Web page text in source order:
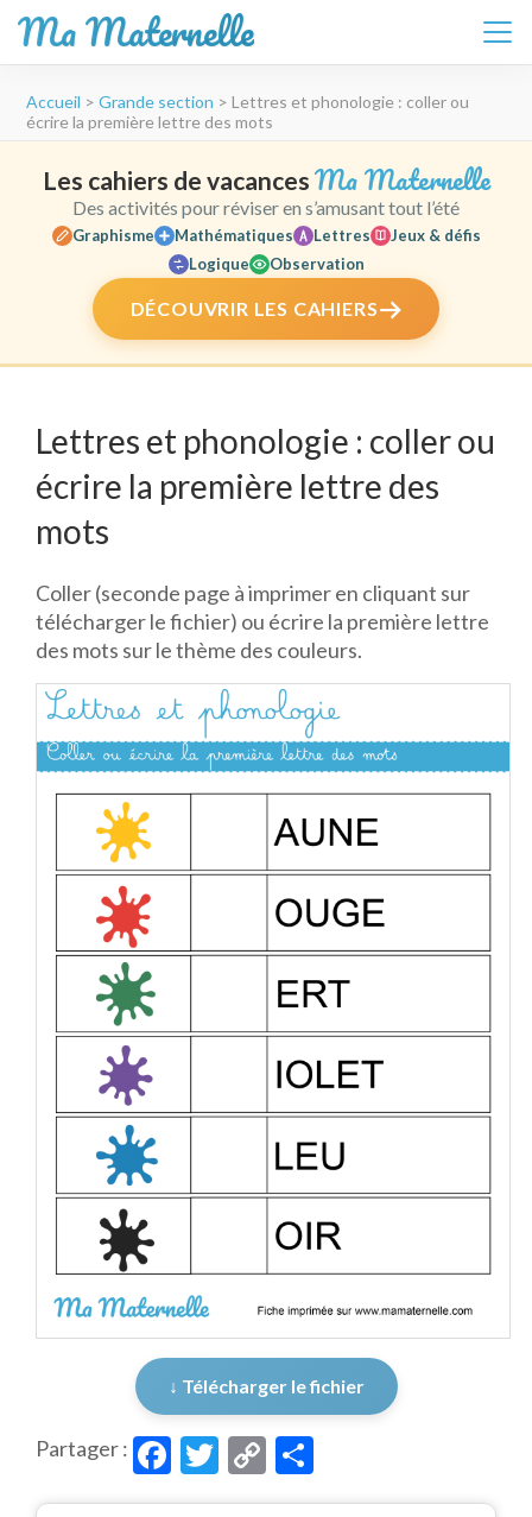
Ma Maternelle
contenu
Entrée)
Accueil > Grande section > Lettres et phonologie : coller ou
écrire la première lettre des mots
Les cahiers de vacances Ma Maternelle
Des activités pour réviser en s’amusant tout l’été
Graphisme Mathématiques Lettres
Jeux & défis
Logique
Observation
DÉCOUVRIR LES CAHIERS
Lettres et phonologie : coller ou
écrire la première lettre des
mots
Coller (seconde page à imprimer en cliquant sur
télécharger le fichier) ou écrire la première lettre
des mots sur le thème des couleurs.
↓ Télécharger le fichier
Partager : Facebook
Twitter
Copy
Link